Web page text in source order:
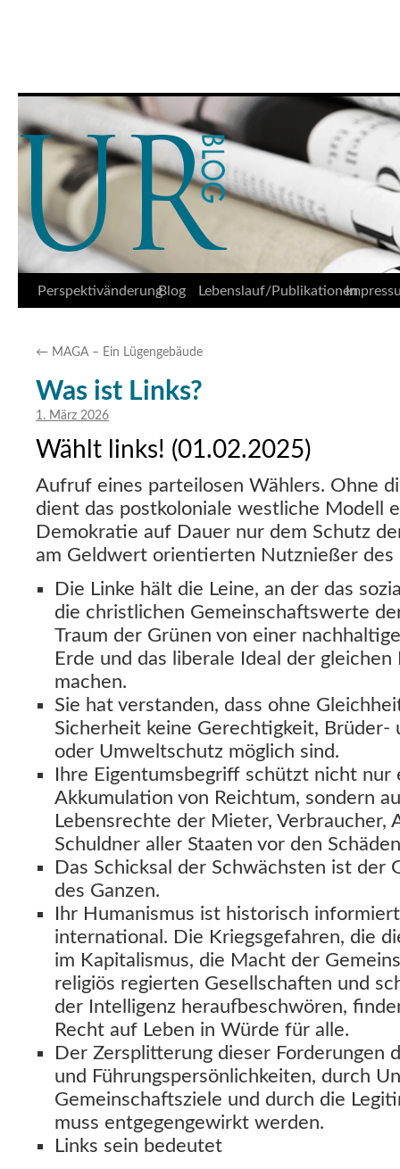
Springe
Inhalt
PerspektivänderungBlog Lebenslauf/Publikationen
← MAGA – Ein Lügengebäude
Was ist Links?
1. März 2026
Wählt links! (01.02.2025)
Aufruf eines parteilosen Wählers. Ohne
dient das postkoloniale westliche Modell
Demokratie auf Dauer nur dem Schutz
am Geldwert orientierten Nutznießer des
Die Linke hält die Leine, an der das
die christlichen Gemeinschaftswerte
Traum der Grünen von einer
Erde und das liberale Ideal der
machen.
Sie hat verstanden, dass ohne
Sicherheit keine Gerechtigkeit, Brüder-
oder Umweltschutz möglich sind.
Ihre Eigentumsbegriff schützt nicht
Akkumulation von Reichtum, sondern
Lebensrechte der Mieter, Verbraucher,
Schuldner aller Staaten vor den
Das Schicksal der Schwächsten ist der
des Ganzen.
Ihr Humanismus ist historisch
international. Die Kriegsgefahren, die
im Kapitalismus, die Macht der
religiös regierten Gesellschaften und
der Intelligenz heraufbeschwören,
Recht auf Leben in Würde für alle.
Der Zersplitterung dieser Forderungen
und Führungspersönlichkeiten, durch
Gemeinschaftsziele und durch die
muss entgegengewirkt werden.
Links sein bedeutet